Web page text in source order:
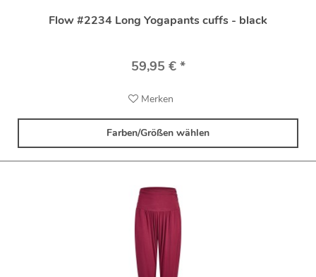
Flow #2234 Long Yogapants cuffs - black
59,95 € *
Merken
Farben/Größen wählen